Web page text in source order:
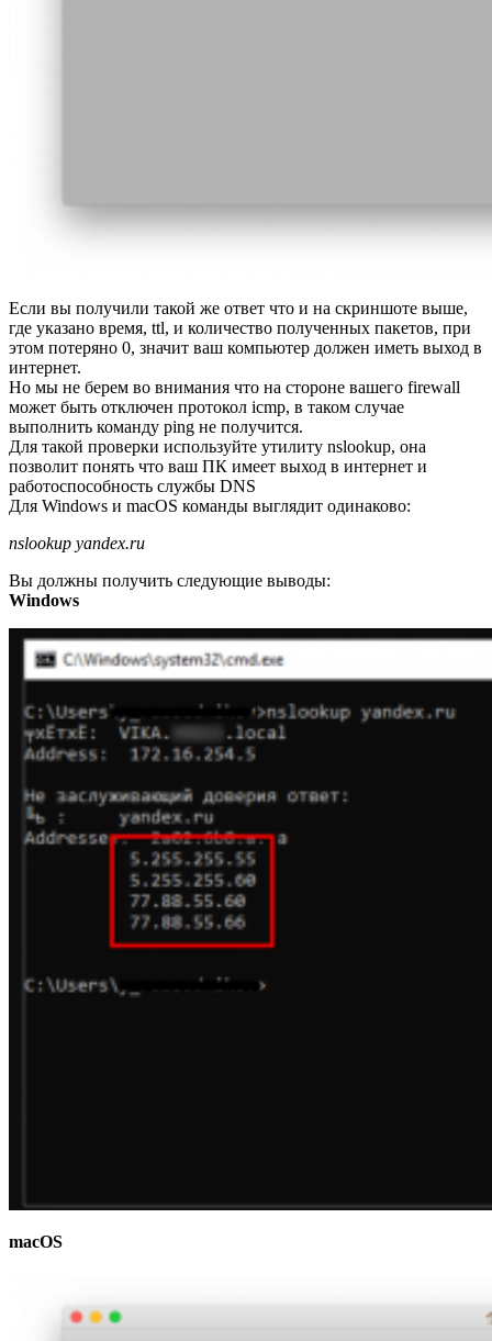
Если вы получили такой же ответ что и на скриншоте выше,
где указано время, ttl, и количество полученных пакетов, при
этом потеряно 0, значит ваш компьютер должен иметь выход в
интернет.
Но мы не берем во внимания что на стороне вашего firewall
может быть отключен протокол icmp, в таком случае
выполнить команду ping не получится.
Для такой проверки используйте утилиту nslookup, она
позволит понять что ваш ПК имеет выход в интернет и
работоспособность службы DNS
Для Windows и macOS команды выглядит одинаково:
nslookup yandex.ru
Вы должны получить следующие выводы:
Windows
macOS